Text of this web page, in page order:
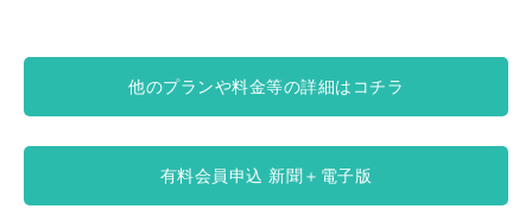
他のプランや料金等の詳細はコチラ
有料会員申込 新聞＋電子版